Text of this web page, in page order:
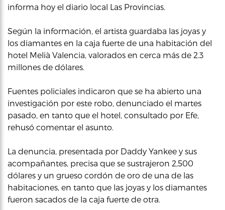
informa hoy el diario local Las Provincias.
Según la información, el artista guardaba las joyas y
los diamantes en la caja fuerte de una habitación del
hotel Melià Valencia, valorados en cerca más de 2.3
millones de dólares.
Fuentes policiales indicaron que se ha abierto una
investigación por este robo, denunciado el martes
pasado, en tanto que el hotel, consultado por Efe,
rehusó comentar el asunto.
La denuncia, presentada por Daddy Yankee y sus
acompañantes, precisa que se sustrajeron 2,500
dólares y un grueso cordón de oro de una de las
habitaciones, en tanto que las joyas y los diamantes
fueron sacados de la caja fuerte de otra.